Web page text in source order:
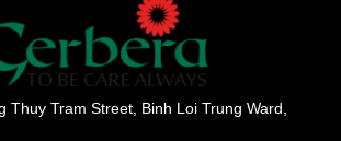
Thuy Tram Street, Binh Loi Trung Ward,